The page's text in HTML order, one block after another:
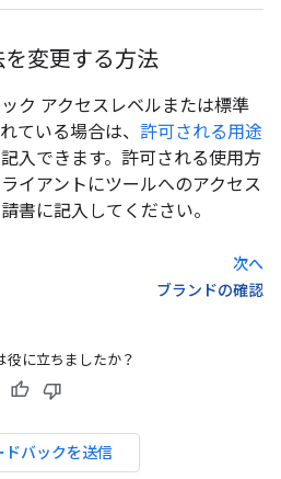
変更する方法
ク アクセスレベルまたは標準
ている場合は、 許可される用途
入できます。許可される使用方
イアントにツールへのアクセス
書に記入してください。
次へ
ブランドの確認
役に立ちましたか？
ドバックを送信